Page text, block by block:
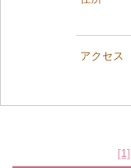
アクセス
[1]